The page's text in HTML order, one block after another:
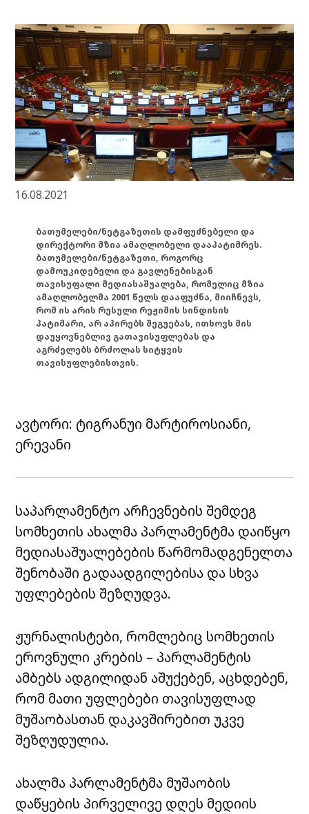
16.08.2021
ბათუმელები/ნეტგაზეთის დამფუძნებელი და
დირექტორი მზია ამაღლობელი დააპატიმრეს.
ბათუმელები/ნეტგაზეთი, როგორც
დამოუკიდებელი და გავლენებისგან
თავისუფალი მედიასაშუალება, რომელიც მზია
ამაღლობელმა 2001 წელს დააფუძნა, მიიჩნევს,
რომ ის არის რუსული რეჟიმის სინდისის
პატიმარი, არ აპირებს შეგუებას, ითხოვს მის
დაუყოვნებლივ გათავისუფლებას და
აგრძელებს ბრძოლას სიტყვის
თავისუფლებისთვის.
ავტორი: ტიგრანუი მარტიროსიანი,
ერევანი
საპარლამენტო არჩევნების შემდეგ
სომხეთის ახალმა პარლამენტმა დაიწყო
მედიასაშუალებების წარმომადგენელთა
შენობაში გადაადგილებისა და სხვა
უფლებების შეზღუდვა.
ჟურნალისტები, რომლებიც სომხეთის
ეროვნული კრების – პარლამენტის
ამბებს ადგილიდან აშუქებენ, აცხდებენ,
რომ მათი უფლებები თავისუფლად
მუშაობასთან დაკავშირებით უკვე
შეზღუდულია.
ახალმა პარლამენტმა მუშაობის
დაწყების პირველივე დღეს მედიის